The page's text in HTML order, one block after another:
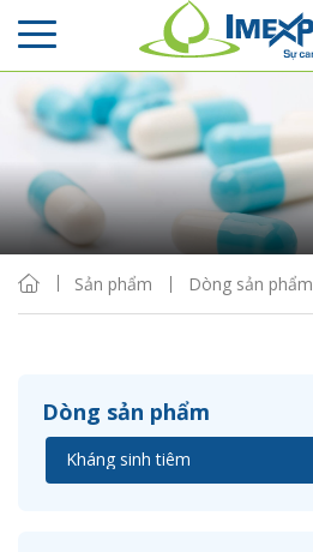
Sản phẩm Dòng sản phẩm
Dòng sản phẩm
Sắp xếp
Hiển thị